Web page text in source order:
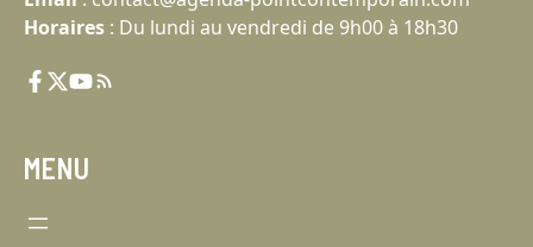
Horaires : Du lundi au vendredi de 9h00 à 18h30
MENU